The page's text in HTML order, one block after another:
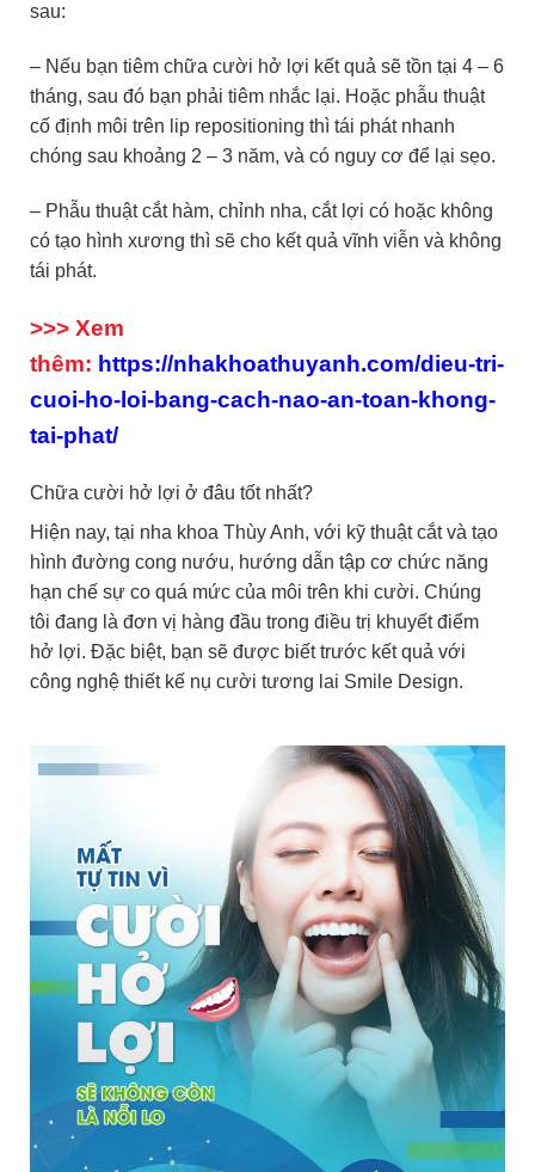
sau:
– Nếu bạn tiêm chữa cười hở lợi kết quả sẽ tồn tại 4 – 6
tháng, sau đó bạn phải tiêm nhắc lại. Hoặc phẫu thuật
cố định môi trên lip repositioning thì tái phát nhanh
chóng sau khoảng 2 – 3 năm, và có nguy cơ để lại sẹo.
– Phẫu thuật cắt hàm, chỉnh nha, cắt lợi có hoặc không
có tạo hình xương thì sẽ cho kết quả vĩnh viễn và không
tái phát.
>>> Xem
thêm: https://nhakhoathuyanh.com/dieu-tri-
cuoi-ho-loi-bang-cach-nao-an-toan-khong-
tai-phat/
Chữa cười hở lợi ở đâu tốt nhất?
Hiện nay, tại nha khoa Thùy Anh, với kỹ thuật cắt và tạo
hình đường cong nướu, hướng dẫn tập cơ chức năng
hạn chế sự co quá mức của môi trên khi cười. Chúng
tôi đang là đơn vị hàng đầu trong điều trị khuyết điểm
hở lợi. Đặc biệt, bạn sẽ được biết trước kết quả với
công nghệ thiết kế nụ cười tương lai Smile Design.